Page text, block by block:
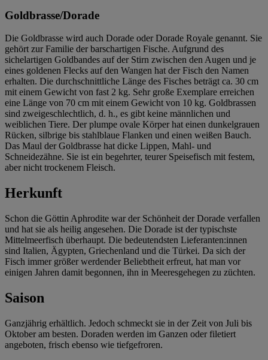
Goldbrasse/Dorade
Die Goldbrasse wird auch Dorade oder Dorade Royale genannt. Sie
gehört zur Familie der barschartigen Fische. Aufgrund des
sichelartigen Goldbandes auf der Stirn zwischen den Augen und je
eines goldenen Flecks auf den Wangen hat der Fisch den Namen
erhalten. Die durchschnittliche Länge des Fisches beträgt ca. 30 cm
mit einem Gewicht von fast 2 kg. Sehr große Exemplare erreichen
eine Länge von 70 cm mit einem Gewicht von 10 kg. Goldbrassen
sind zweigeschlechtlich, d. h., es gibt keine männlichen und
weiblichen Tiere. Der plumpe ovale Körper hat einen dunkelgrauen
Rücken, silbrige bis stahlblaue Flanken und einen weißen Bauch.
Das Maul der Goldbrasse hat dicke Lippen, Mahl- und
Schneidezähne. Sie ist ein begehrter, teurer Speisefisch mit festem,
aber nicht trockenem Fleisch.
Herkunft
Schon die Göttin Aphrodite war der Schönheit der Dorade verfallen
und hat sie als heilig angesehen. Die Dorade ist der typischste
Mittelmeerfisch überhaupt. Die bedeutendsten Lieferanten:innen
sind Italien, Ägypten, Griechenland und die Türkei. Da sich der
Fisch immer größer werdender Beliebtheit erfreut, hat man vor
einigen Jahren damit begonnen, ihn in Meeresgehegen zu züchten.
Saison
Ganzjährig erhältlich. Jedoch schmeckt sie in der Zeit von Juli bis
Oktober am besten. Doraden werden im Ganzen oder filetiert
angeboten, frisch ebenso wie tiefgefroren.